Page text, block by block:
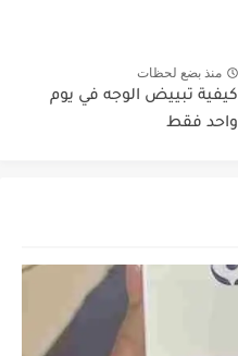
منذ بضع لحظات
كيفية تبييض الوجه في يوم
واحد فقط